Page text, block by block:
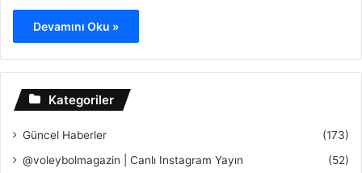
Devamını Oku »
Kategoriler
Güncel Haberler
(173)
@voleybolmagazin | Canlı Instagram Yayın
(52)